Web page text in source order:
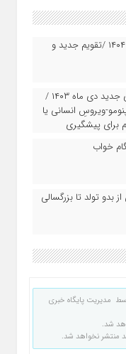
ساعت و لحظه تحویل سال ۱۴۰۴ /تقویم جدید و
اولین علامت ویروس کرونای جدید دی ماه ۱۴۰۳ /
ویروسِ انسانی یا
خواب
بدو تولد تا بزرگسالی
مدیریت پایگاه خبری
شد.
منتشر نخواهد شد.